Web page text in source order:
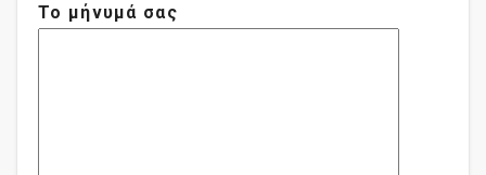
Το μήνυμά σας